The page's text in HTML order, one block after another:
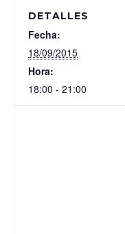
DETALLES
Fecha:
18/09/2015
Hora:
18:00 - 21:00